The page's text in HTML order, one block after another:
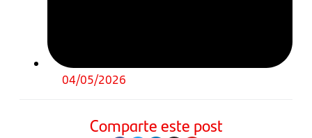
04/05/2026
Comparte este post